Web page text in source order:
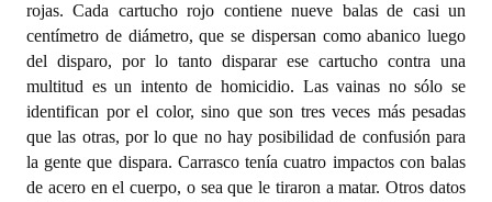
rojas. Cada cartucho rojo contiene nueve balas de casi un
centímetro de diámetro, que se dispersan como abanico luego
del disparo, por lo tanto disparar ese cartucho contra una
multitud es un intento de homicidio. Las vainas no sólo se
identifican por el color, sino que son tres veces más pesadas
que las otras, por lo que no hay posibilidad de confusión para
la gente que dispara. Carrasco tenía cuatro impactos con balas
de acero en el cuerpo, o sea que le tiraron a matar. Otros datos